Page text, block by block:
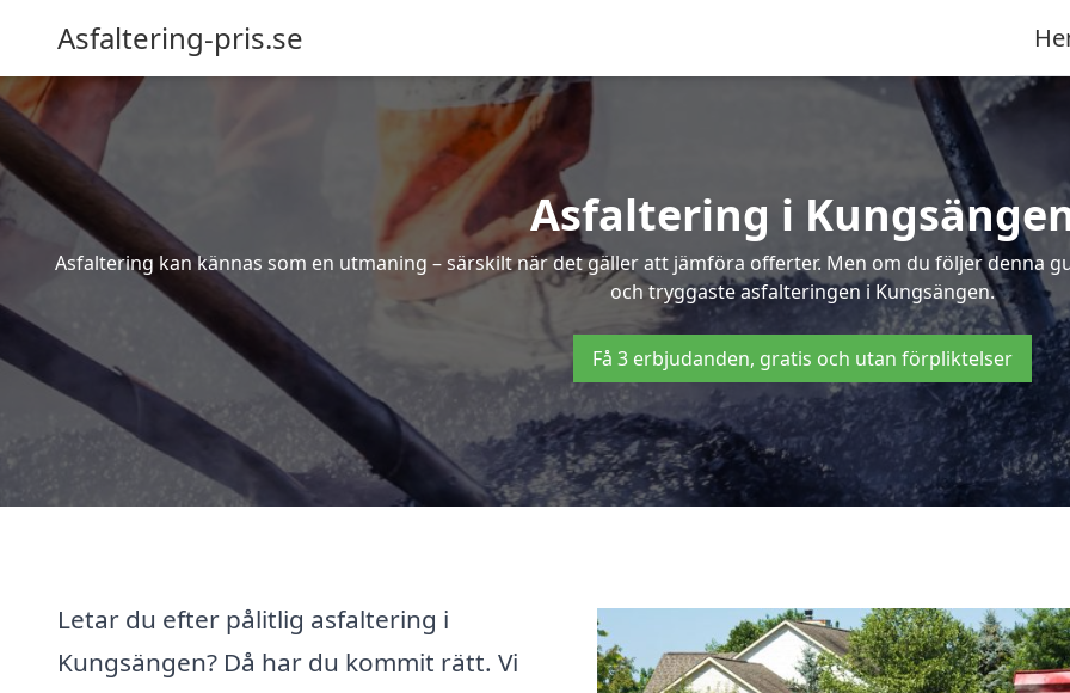
Asfaltering-pris.se
Asfaltering i
Asfaltering kan kännas som en utmaning – särskilt när det gäller att jämföra offerter. Men om du följer denna
och tryggaste asfalteringen i Kungsängen.
Få 3 erbjudanden, gratis och utan förpliktelser
Letar du efter pålitlig asfaltering i
Kungsängen? Då har du kommit rätt. Vi